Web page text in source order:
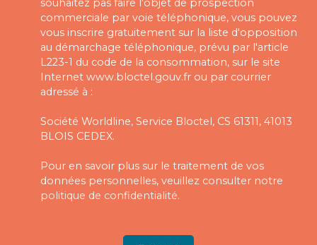
souhaitez pas faire l'objet de prospection
commerciale par voie téléphonique, vous pouvez
vous inscrire gratuitement sur la liste d'opposition
au démarchage téléphonique, prévu par l'article
L223-1 du code de la consommation, sur le site
Internet www.bloctel.gouv.fr ou par courrier
adressé à :
Société Worldline, Service Bloctel, CS 61311, 41013
BLOIS CEDEX.
Pour en savoir plus sur le traitement de vos
données personnelles, veuillez consulter notre
politique de confidentialité.